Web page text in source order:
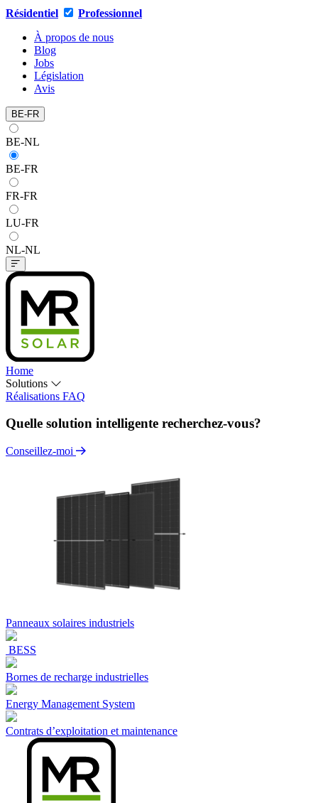
Résidentiel
Professionnel
À propos de nous
Blog
Jobs
Législation
Avis
BE-FR
BE-NL
BE-FR
FR-FR
LU-FR
NL-NL
Home
Solutions
Réalisations FAQ
Quelle solution intelligente recherchez-vous?
Conseillez-moi
Panneaux solaires industriels
BESS
Bornes de recharge industrielles
Energy Management System
Contrats d’exploitation et maintenance